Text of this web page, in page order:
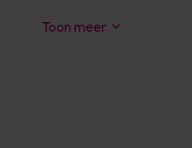
Toon meer